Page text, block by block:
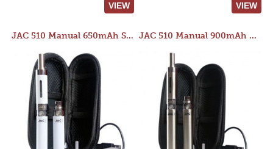
VIEW VIEW
JAC 510 Manual 650mAh Starter Kit JAC 510 Manual 900mAh Starter Kit